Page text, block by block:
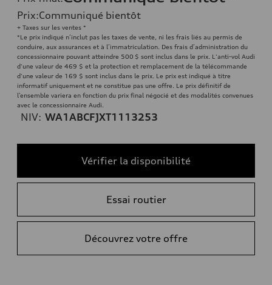
Prix:Communiqué bientôt
+ Taxes sur les ventes *
*Le prix indiqué n’inclut pas les taxes de vente, ni les frais liés au permis de
conduire, aux assurances et à l’immatriculation. Des frais d’administration du
concessionnaire pouvant atteindre 500 $ sont inclus dans le prix. L'anti-vol Audi
d'une valeur de 469 $ et la protection et remplacement de la télécommande
d'une valeur de 169 $ sont inclus dans le prix. Le prix est indiqué à titre
informatif uniquement et ne constitue pas une offre. Le prix définitif de
l’ensemble variera en fonction du prix final négocié et des modalités convenues
avec le concessionnaire Audi.
NIV: WA1ABCFJXT1113253
Vérifier la disponibilité
Essai routier
Découvrez votre offre